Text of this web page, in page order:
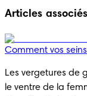
Articles associés
Comment vos
Les vergetures de
le ventre de la